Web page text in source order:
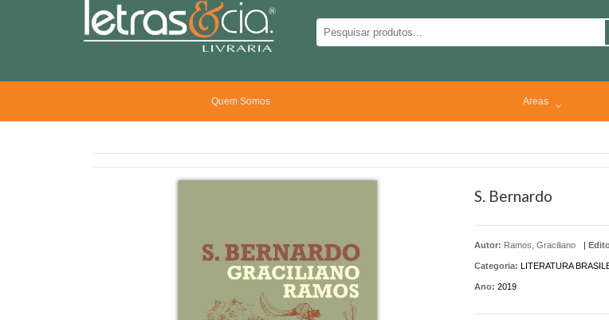
Quem Somos Areas
S. Bernardo
Autor: Ramos, Graciliano |
Categoria: LITERATURA
Ano: 2019